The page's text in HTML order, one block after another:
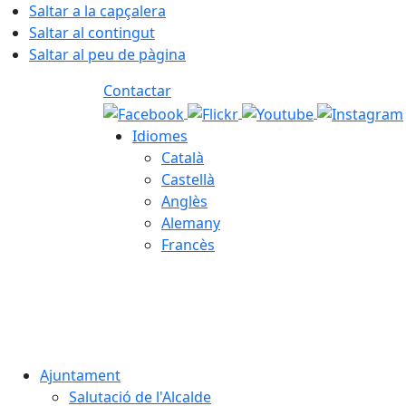
Saltar a la capçalera
Saltar al contingut
Saltar al peu de pàgina
Contactar
Idiomes
Català
Castellà
Anglès
Alemany
Francès
Ajuntament
Salutació de l'Alcalde